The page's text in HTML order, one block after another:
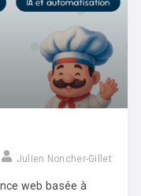
Julien Noncher-Gillet
web basée à